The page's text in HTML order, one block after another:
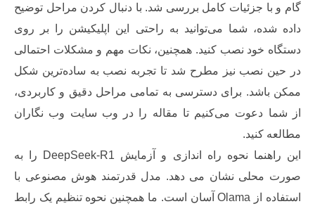
جزئیات کامل بررسی شد. با دنبال کردن مراحل توضیح
شما می‌توانید به راحتی این اپلیکیشن را بر روی
خود نصب کنید. همچنین، نکات مهم و مشکلات احتمالی
نصب نیز مطرح شد تا تجربه نصب به ساده‌ترین شکل
برای دسترسی به تمامی مراحل دقیق و کاربردی،
دعوت می‌کنیم تا مقاله را در وب سایت وب نگاران
کنید.
این راهنما نحوه راه اندازی و آزمایش DeepSeek-R1 را به
نشان می دهد. مدل قدرتمند هوش مصنوعی با
استفاده از Olama آسان است. ما همچنین نحوه تنظیم یک رابط